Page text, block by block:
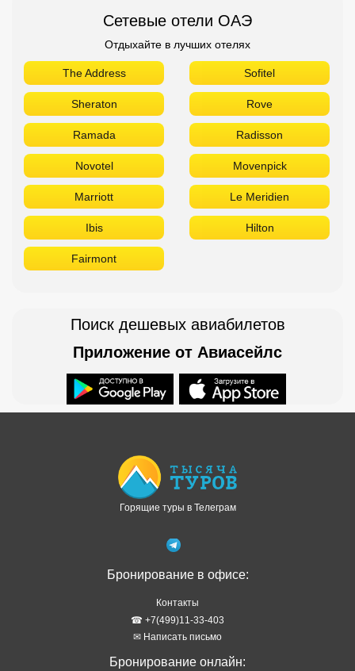
Сетевые отели ОАЭ
Отдыхайте в лучших отелях
The Address Sofitel
Sheraton Rove
Ramada Radisson
Novotel Movenpick
Marriott Le Meridien
Ibis Hilton
Fairmont
Поиск дешевых авиабилетов
Приложение от Авиасейлс
Горящие туры в Телеграм
Бронирование в офисе:
Контакты
☎ +7(499)11-33-403
✉ Написать письмо
Бронирование онлайн: